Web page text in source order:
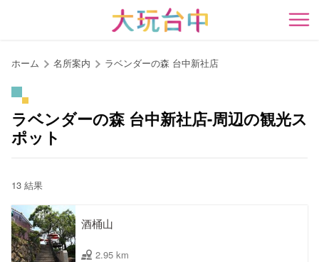
開
ホーム 名所案内 ラベンダーの森 台中新社店
ラベンダーの森 台中新社店-周辺の観光ス
ポット
13 結果
酒桶山
2.95 km